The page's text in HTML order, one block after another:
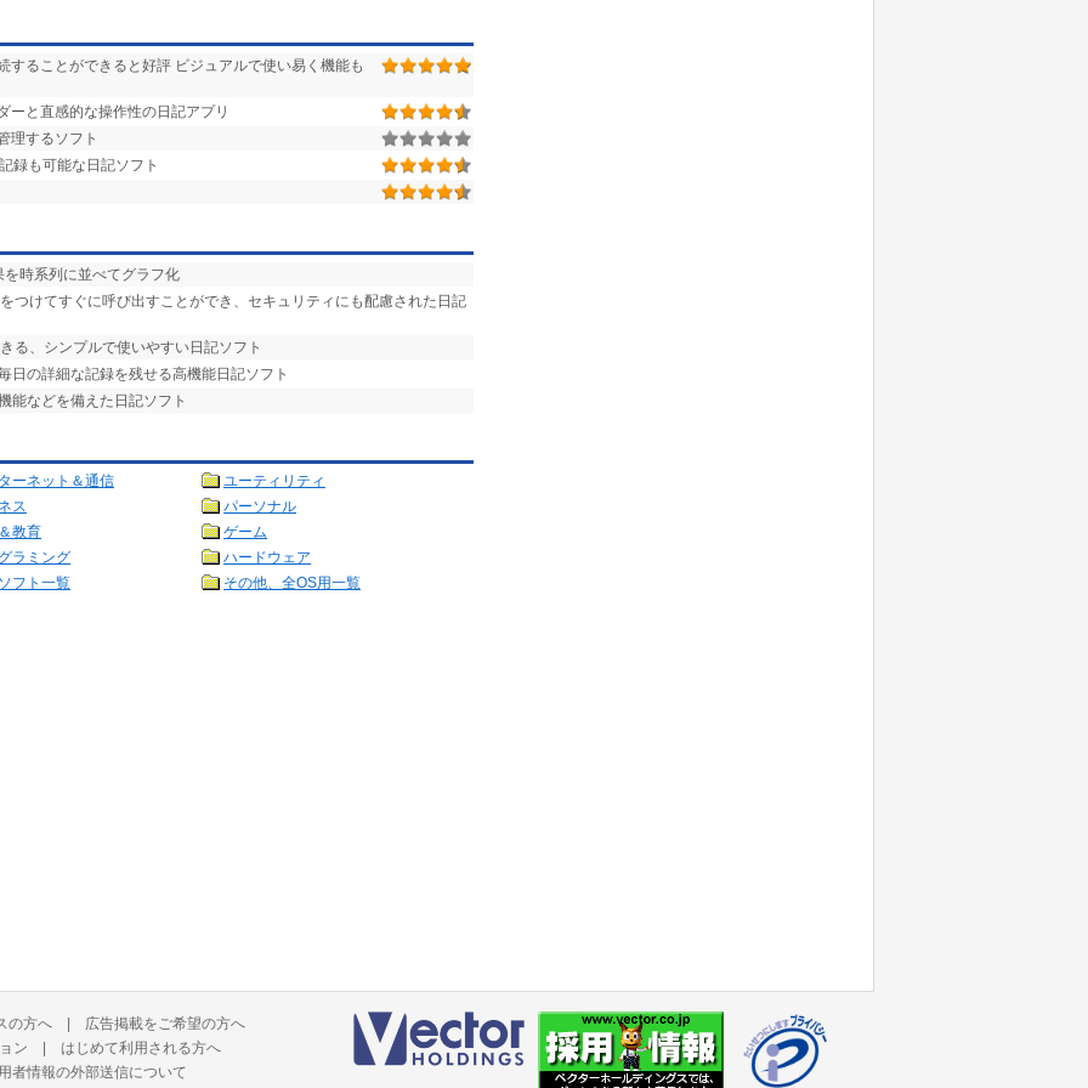
ることができると好評 ビジュアルで使い易く機能も
ーと直感的な操作性の日記アプリ
理するソフト
録も可能な日記ソフト
時系列に並べてグラフ化
つけてすぐに呼び出すことができ、セキュリティにも配慮された日記
る、シンプルで使いやすい日記ソフト
日の詳細な記録を残せる高機能日記ソフト
能などを備えた日記ソフト
ーネット＆通信
ユーティリティ
ス
パーソナル
教育
ゲーム
ラミング
ハードウェア
フト一覧
その他、全OS用一覧
の方へ | 広告掲載をご希望の方へ
ン | はじめて利用される方へ
者情報の外部送信について